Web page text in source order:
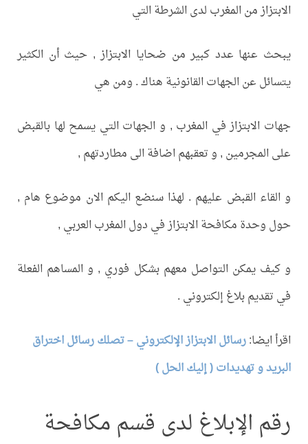
الابتزاز من المغرب لدى الشرطة التي
يبحث عنها عدد كبير من ضحايا الابتزاز , حيث أن الكثير
يتسائل عن الجهات القانونية هناك . ومن هي
جهات الابتزاز في المغرب , و الجهات التي يسمح لها بالقبض
على المجرمين , و تعقبهم اضافة الى مطاردتهم ,
و القاء القبض عليهم . لهذا سنضع اليكم الان موضوع هام ,
حول وحدة مكافحة الابتزاز في دول المغرب العربي ,
و كيف يمكن التواصل معهم بشكل فوري , و المساهم الفعلة
في تقديم بلاغ إلكتروني .
اقرأ ايضا:رسائل الابتزاز الإلكتروني – تصلك رسائل اختراق
البريد و تهديدات ( إليك الحل )
رقم الإبلاغ لدى قسم مكافحة